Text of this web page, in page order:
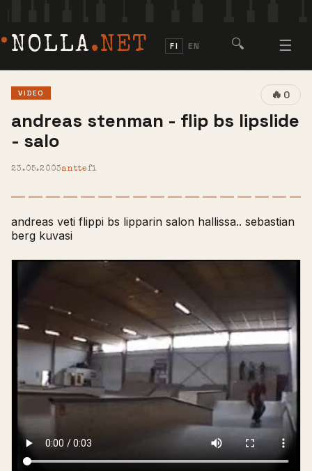
NOLLA.NET FI EN 🔍 ☰
🔥 0
VIDEO
andreas stenman - flip bs lipslide
- salo
23.05.2003anttefi
andreas veti flippi bs lipparin salon hallissa.. sebastian
berg kuvasi